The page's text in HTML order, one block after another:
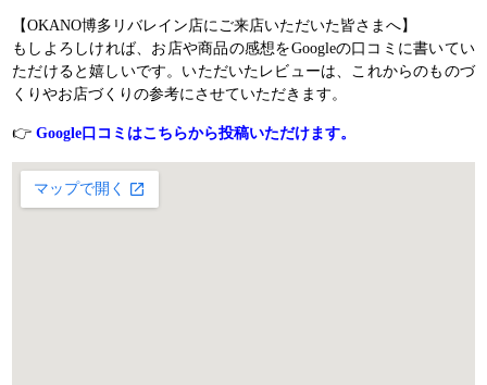
【OKANO博多リバレイン店にご来店いただいた皆さまへ】
もしよろしければ、お店や商品の感想をGoogleの口コミに書いてい
ただけると嬉しいです。いただいたレビューは、これからのものづ
くりやお店づくりの参考にさせていただきます。
👉 Google口コミはこちらから投稿いただけます。